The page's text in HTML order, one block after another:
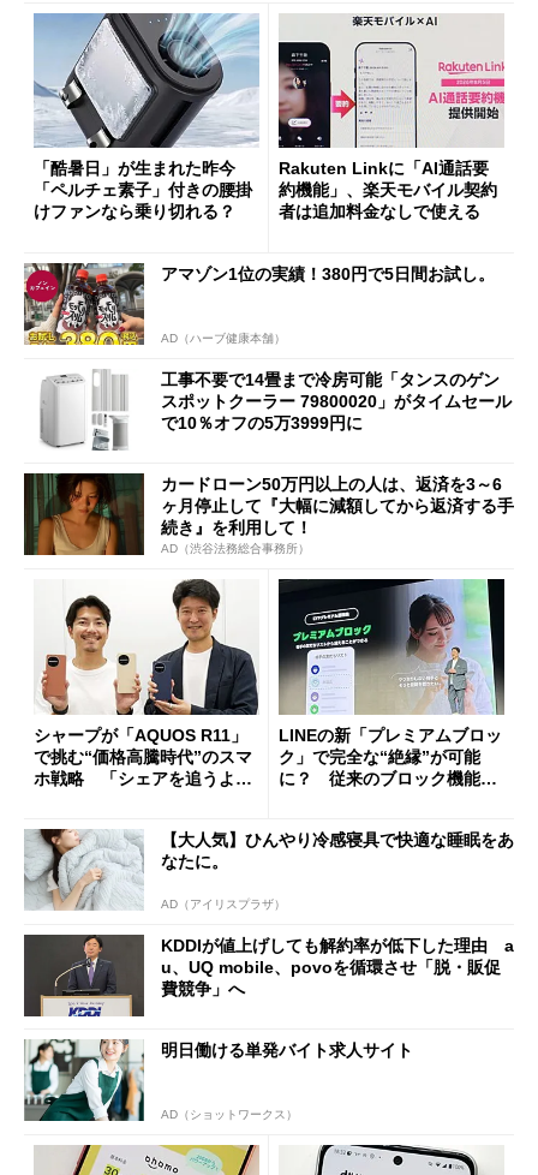
「酷暑日」が生まれた昨今
「ペルチェ素子」付きの腰掛
けファンなら乗り切れる？
Rakuten Linkに「AI通話要
約機能」、楽天モバイル契約
者は追加料金なしで使える
アマゾン1位の実績！380円で5日間お試し。
AD（ハーブ健康本舗）
工事不要で14畳まで冷房可能「タンスのゲン
スポットクーラー 79800020」がタイムセール
で10％オフの5万3999円に
カードローン50万円以上の人は、返済を3～6
ヶ月停止して『大幅に減額してから返済する手
続き』を利用して！
AD（渋谷法務総合事務所）
シャープが「AQUOS R11」
で挑む“価格高騰時代”のスマ
ホ戦略 「シェアを追うより
LINEの新「プレミアムブロッ
ク」で完全な“絶縁”が可能
に？ 従来のブロック機能と
【大人気】ひんやり冷感寝具で快適な睡眠をあ
なたに。
AD（アイリスプラザ）
KDDIが値上げしても解約率が低下した理由 a
u、UQ mobile、povoを循環させ「脱・販促
費競争」へ
明日働ける単発バイト求人サイト
AD（ショットワークス）